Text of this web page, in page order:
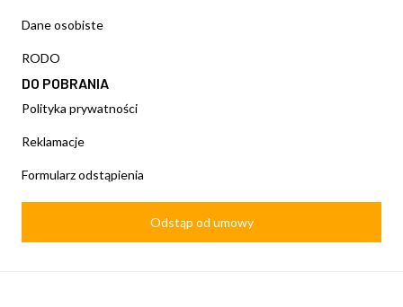
Dane osobiste
RODO
DO POBRANIA
Polityka prywatności
Reklamacje
Formularz odstąpienia
Odstąp od umowy